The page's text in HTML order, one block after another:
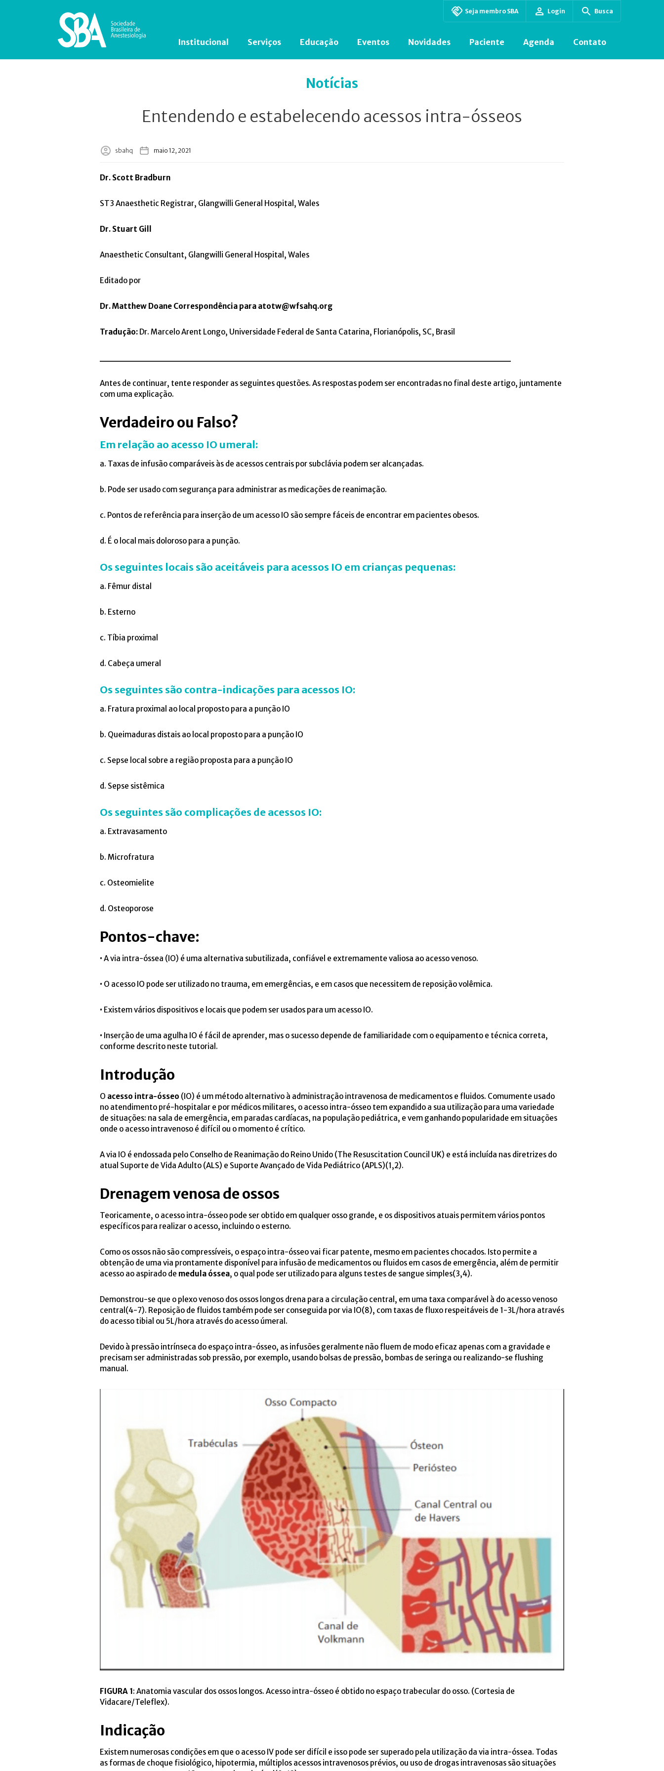
Seja membro SBA Login Busca
Institucional Serviços Educação Eventos Novidades Paciente Agenda Contato
Notícias
Entendendo e estabelecendo acessos intra-ósseos
sbahq maio 12, 2021
Dr. Scott Bradburn
ST3 Anaesthetic Registrar, Glangwilli General Hospital, Wales
Dr. Stuart Gill
Anaesthetic Consultant, Glangwilli General Hospital, Wales
Editado por
Dr. Matthew Doane Correspondência para atotw@wfsahq.org
Tradução: Dr. Marcelo Arent Longo, Universidade Federal de Santa Catarina, Florianópolis, SC, Brasil
Antes de continuar, tente responder as seguintes questões. As respostas podem ser encontradas no final deste artigo, juntamente
com uma explicação.
Verdadeiro ou Falso?
Em relação ao acesso IO umeral:
a. Taxas de infusão comparáveis às de acessos centrais por subclávia podem ser alcançadas.
b. Pode ser usado com segurança para administrar as medicações de reanimação.
c. Pontos de referência para inserção de um acesso IO são sempre fáceis de encontrar em pacientes obesos.
d. É o local mais doloroso para a punção.
Os seguintes locais são aceitáveis para acessos IO em crianças pequenas:
a. Fêmur distal
b. Esterno
c. Tíbia proximal
d. Cabeça umeral
Os seguintes são contra-indicações para acessos IO:
a. Fratura proximal ao local proposto para a punção IO
b. Queimaduras distais ao local proposto para a punção IO
c. Sepse local sobre a região proposta para a punção IO
d. Sepse sistêmica
Os seguintes são complicações de acessos IO:
a. Extravasamento
b. Microfratura
c. Osteomielite
d. Osteoporose
Pontos-chave:
• A via intra-óssea (IO) é uma alternativa subutilizada, confiável e extremamente valiosa ao acesso venoso.
• O acesso IO pode ser utilizado no trauma, em emergências, e em casos que necessitem de reposição volêmica.
• Existem vários dispositivos e locais que podem ser usados para um acesso IO.
• Inserção de uma agulha IO é fácil de aprender, mas o sucesso depende de familiaridade com o equipamento e técnica correta,
conforme descrito neste tutorial.
Introdução
O acesso intra-ósseo (IO) é um método alternativo à administração intravenosa de medicamentos e fluidos. Comumente usado
no atendimento pré-hospitalar e por médicos militares, o acesso intra-ósseo tem expandido a sua utilização para uma variedade
de situações: na sala de emergência, em paradas cardíacas, na população pediátrica, e vem ganhando popularidade em situações
onde o acesso intravenoso é difícil ou o momento é crítico.
A via IO é endossada pelo Conselho de Reanimação do Reino Unido (The Resuscitation Council UK) e está incluída nas diretrizes do
atual Suporte de Vida Adulto (ALS) e Suporte Avançado de Vida Pediátrico (APLS)(1,2).
Drenagem venosa de ossos
Teoricamente, o acesso intra-ósseo pode ser obtido em qualquer osso grande, e os dispositivos atuais permitem vários pontos
específicos para realizar o acesso, incluindo o esterno.
Como os ossos não são compressíveis, o espaço intra-ósseo vai ficar patente, mesmo em pacientes chocados. Isto permite a
obtenção de uma via prontamente disponível para infusão de medicamentos ou fluidos em casos de emergência, além de permitir
acesso ao aspirado de medula óssea, o qual pode ser utilizado para alguns testes de sangue simples(3,4).
Demonstrou-se que o plexo venoso dos ossos longos drena para a circulação central, em uma taxa comparável à do acesso venoso
central(4-7). Reposição de fluidos também pode ser conseguida por via IO(8), com taxas de fluxo respeitáveis de 1-3L/hora através
do acesso tibial ou 5L/hora através do acesso úmeral.
Devido à pressão intrínseca do espaço intra-ósseo, as infusões geralmente não fluem de modo eficaz apenas com a gravidade e
precisam ser administradas sob pressão, por exemplo, usando bolsas de pressão, bombas de seringa ou realizando-se flushing
manual.
FIGURA 1: Anatomia vascular dos ossos longos. Acesso intra-ósseo é obtido no espaço trabecular do osso. (Cortesia de
Vidacare/Teleflex).
Indicação
Existem numerosas condições em que o acesso IV pode ser difícil e isso pode ser superado pela utilização da via intra-óssea. Todas
as formas de choque fisiológico, hipotermia, múltiplos acessos intravenosos prévios, ou uso de drogas intravenosas são situações